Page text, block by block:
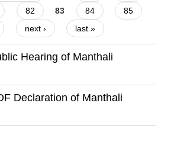
82 83 84
85
next › last »
Hearing of Manthali
Declaration of Manthali